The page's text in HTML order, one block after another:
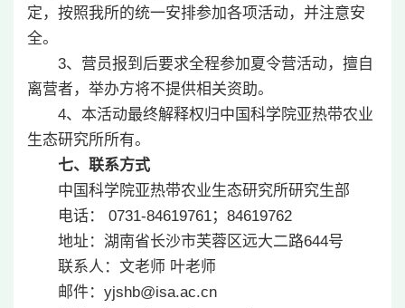
定，按照我所的统一安排参加各项活动，并注意安
全。
3、营员报到后要求全程参加夏令营活动，擅自
离营者，举办方将不提供相关资助。
4、本活动最终解释权归中国科学院亚热带农业
生态研究所所有。
七、联系方式
中国科学院亚热带农业生态研究所研究生部
电话： 0731-84619761；84619762
地址：湖南省长沙市芙蓉区远大二路644号
联系人：文老师 叶老师
邮件：yjshb@isa.ac.cn